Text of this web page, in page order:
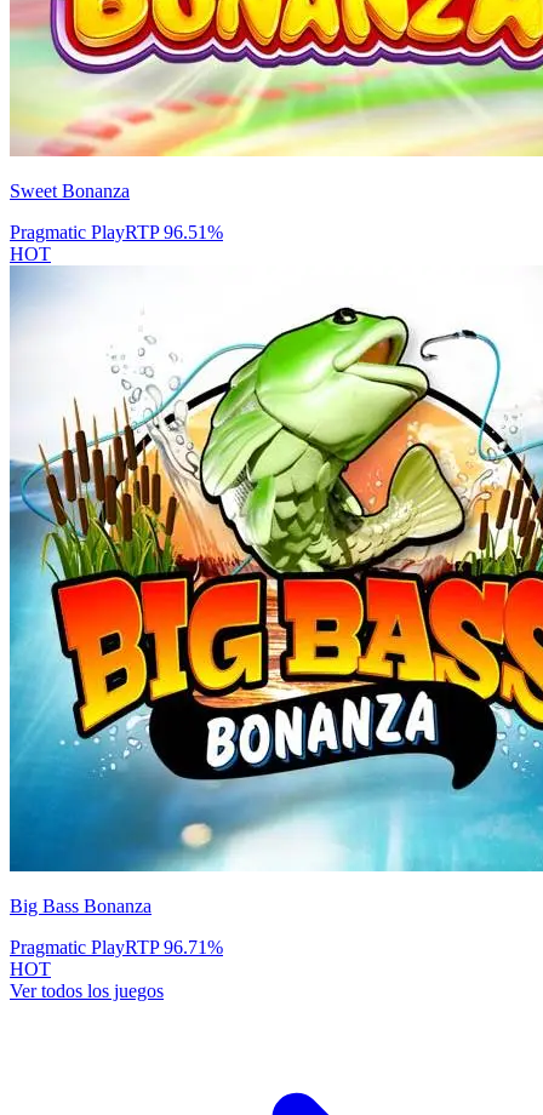
Sweet Bonanza
Pragmatic PlayRTP96.51%
HOT
Big Bass Bonanza
Pragmatic PlayRTP96.71%
HOT
Ver todos los juegos